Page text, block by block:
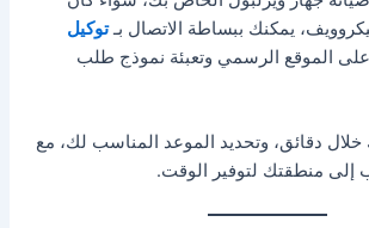
يمكنك ببساطة الاتصال بـتوكيل
على الموقع الرسمي وتعبئة نموذج طلب
دقائق، وتحديد الموعد المناسب لك، مع
إلى منطقتك لتوفير الوقت.